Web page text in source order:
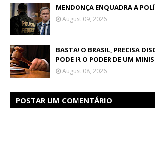
MENDONÇA ENQUADRA A
August 09, 2026
BASTA! O BRASIL, PRECISA
PODE IR O PODER DE UM
August 08, 2026
POSTAR UM COMENTÁRIO